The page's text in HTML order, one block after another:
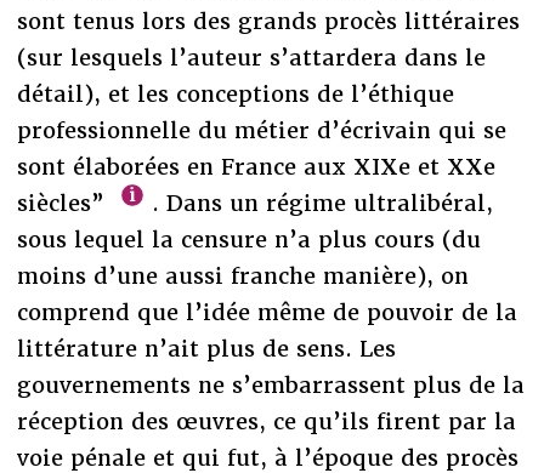
sont tenus lors des grands procès littéraires
(sur lesquels l’auteur s’attardera dans le
détail), et les conceptions de l’éthique
professionnelle du métier d’écrivain qui se
sont élaborées en France aux XIXe et XXe
siècles”
. Dans un régime ultralibéral,
sous lequel la censure n’a plus cours (du
moins d’une aussi franche manière), on
comprend que l’idée même de pouvoir de la
littérature n’ait plus de sens. Les
gouvernements ne s’embarrassent plus de la
réception des œuvres, ce qu’ils firent par la
voie pénale et qui fut, à l’époque des procès